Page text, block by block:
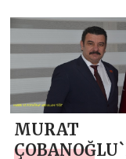
DAYANIŞMA
KUTLAMA
MURAT